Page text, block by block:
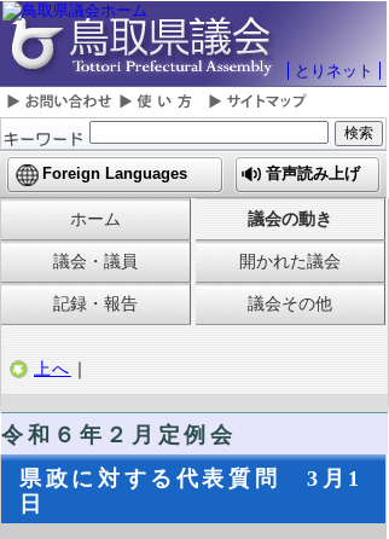
とりネット
Foreign Languages 音声読み上げ
ホーム 議会の動き
議会・議員 開かれた議会
記録・報告 議会その他
上へ ｜
令和６年２月定例会
県政に対する代表質問 3月1
日